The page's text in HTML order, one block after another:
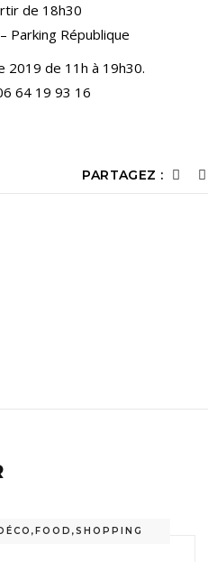
de 18h30
Parking République
2019 de 11h à 19h30.
64 19 93 16
PARTAGEZ :
, FOOD ,SHOPPING